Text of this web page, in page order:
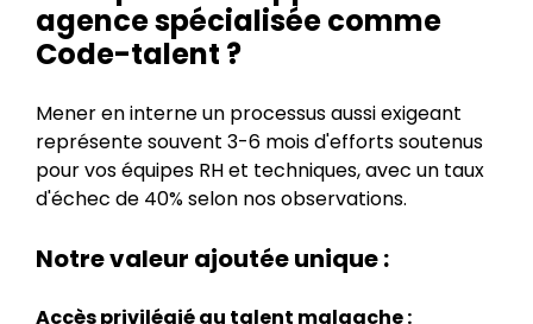
agence spécialisée comme
Code-talent ?
Mener en interne un processus aussi exigeant
représente souvent 3-6 mois d'efforts soutenus
pour vos équipes RH et techniques, avec un taux
d'échec de 40% selon nos observations.
Notre valeur ajoutée unique :
Accès privilégié au talent malgache :